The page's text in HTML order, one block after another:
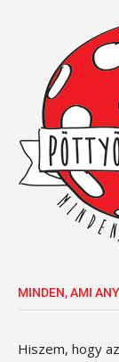
MINDEN, AMI
Hiszem, hogy